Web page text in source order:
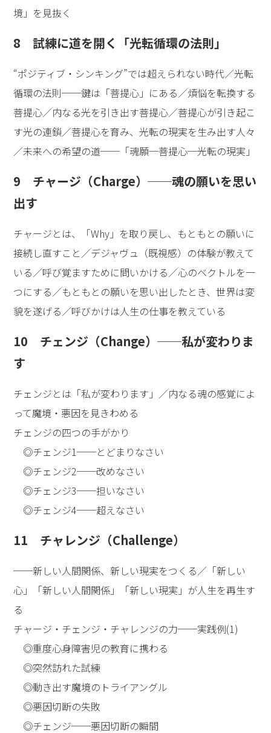
境」を見抜く
8 試練に道を開く「光転循環の法則」
“ポジティブ・シンキング”では超えられない時代／光転
循環の法則──鍵は「菩提心」にある／煩悩を転換する
菩提心／内なる光を引き出す菩提心／菩提心が引き起こ
す光の連鎖／菩提心を育み、光転の現実を生み出す人々
／未来への希望の道──「魂願─菩提心─光転の現実」
9 チャージ（Charge）──魂の願いを思い
出す
チャージとは、「Why」を取り戻し、もともとの願いに
接続し直すこと／デジャヴュ（既視感）の体験が教えて
いる／呼び覚ますために問いかける／心のベクトルを一
つにする／もともとの願いを思い出したとき、世界は変
貌を遂げる／呼びかけは人生の仕事を教えている
10 チェンジ（Change）──私が変わりま
す
チェンジとは「私が変わります」／内なる魂の感覚によ
って魔境・悪因を見きわめる
チェンジの四つの手がかり
◎チェンジ1──とどまりなさい
◎チェンジ2──改めなさい
◎チェンジ3──担いなさい
◎チェンジ4──超えなさい
11 チャレンジ（Challenge）
──新しい人間関係、新しい現実をつくる／「新しい
心」「新しい人間関係」「新しい現実」が人生を再生す
る
チャージ・チェンジ・チャレンジの力──実践例(1)
◎重度心身障害児の教育に携わる
◎突然訪れた試練
◎動き出す魔境のトライアングル
◎悪因切断の失敗
◎チェンジ──悪因切断の瞬間